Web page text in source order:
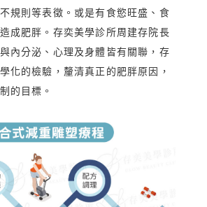
規則等表徵。或是有食慾旺盛、食
成肥胖。存奕美學診所周建存院長
內分泌、心理及身體皆有關聯，存
化的檢驗，釐清真正的肥胖原因，
的目標。